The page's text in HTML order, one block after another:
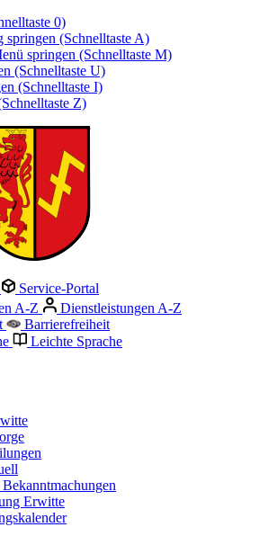
0)
springen (Schnelltaste A)
springen (Schnelltaste M)
(Schnelltaste U)
(Schnelltaste I)
Z)
Service-Portal
A-Z
Dienstleistungen A-Z
Barrierefreiheit
Leichte Sprache
Erwitte